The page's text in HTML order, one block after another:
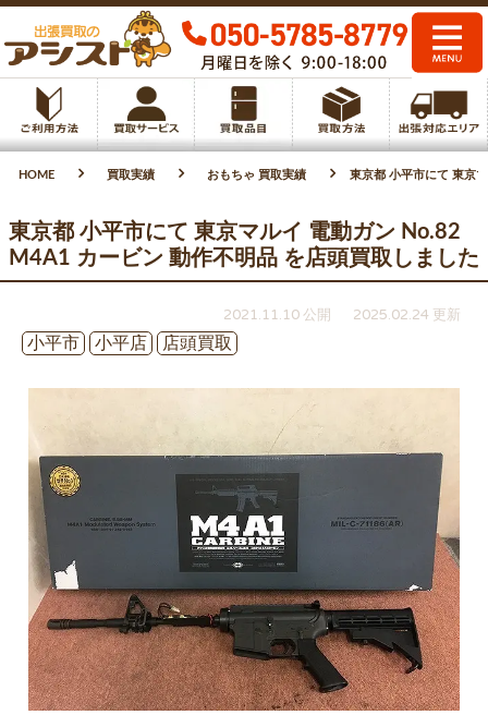
HOME 買取実績 おもちゃ 買取実績 東京都 小平市にて 東京
東京都 小平市にて 東京マルイ 電動ガン No.82
M4A1 カービン 動作不明品 を店頭買取しました
2021.11.10 公開
2025.02.24 更新
小平市
小平店 店頭買取